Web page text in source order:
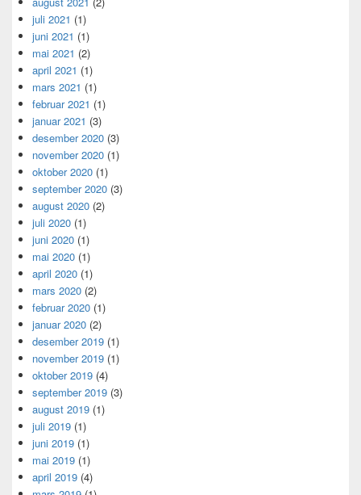
juli 2021 (1)
juni 2021 (1)
mai 2021 (2)
april 2021 (1)
mars 2021 (1)
februar 2021 (1)
januar 2021 (3)
desember 2020 (3)
november 2020 (1)
oktober 2020 (1)
september 2020 (3)
august 2020 (2)
juli 2020 (1)
juni 2020 (1)
mai 2020 (1)
april 2020 (1)
mars 2020 (2)
februar 2020 (1)
januar 2020 (2)
desember 2019 (1)
november 2019 (1)
oktober 2019 (4)
september 2019 (3)
august 2019 (1)
juli 2019 (1)
juni 2019 (1)
mai 2019 (1)
april 2019 (4)